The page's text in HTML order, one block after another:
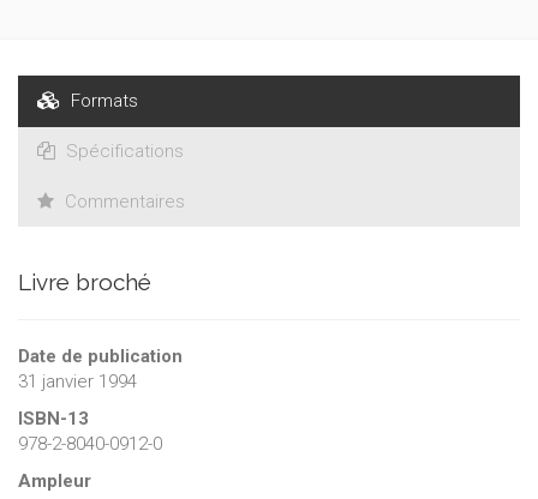
Formats
Spécifications
Commentaires
Livre broché
Date de publication
31 janvier 1994
ISBN-13
978-2-8040-0912-0
Ampleur